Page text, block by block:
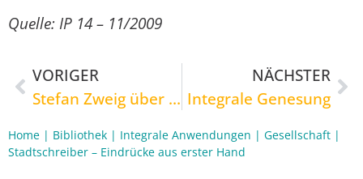
Quelle: IP 14 – 11/2009
VORIGER
Stefan Zweig über die Monotonisierung der Kulturen
NÄCHSTER
Integrale Genesung
Home | Bibliothek | Integrale Anwendungen | Gesellschaft |
Stadtschreiber – Eindrücke aus erster Hand